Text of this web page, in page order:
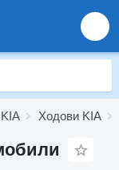
Ходови KIA